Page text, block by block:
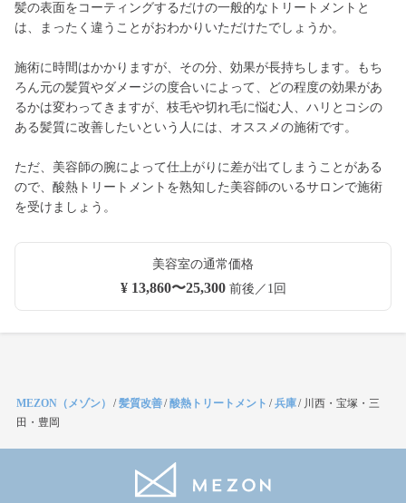
髪の表面をコーティングするだけの一般的なトリートメントと
は、まったく違うことがおわかりいただけたでしょうか。
施術に時間はかかりますが、その分、効果が長持ちします。もち
ろん元の髪質やダメージの度合いによって、どの程度の効果があ
るかは変わってきますが、枝毛や切れ毛に悩む人、ハリとコシの
ある髪質に改善したいという人には、オススメの施術です。
ただ、美容師の腕によって仕上がりに差が出てしまうことがある
ので、酸熱トリートメントを熟知した美容師のいるサロンで施術
を受けましょう。
美容室の通常価格
¥ 13,860〜25,300前後／1回
MEZON（メゾン） /髪質改善/酸熱トリートメント /兵庫/ 川西・宝塚・三
田・豊岡